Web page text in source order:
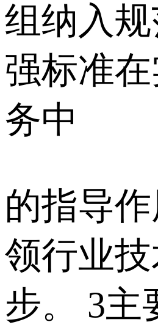
组纳入
强标准
务中
的指导
领行业
步。 3主